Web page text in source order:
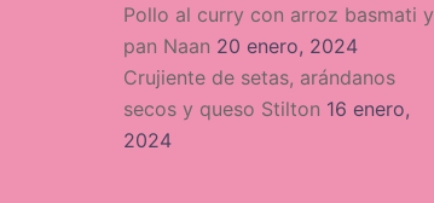
Pollo al curry con arroz basmati y
pan Naan 20 enero, 2024
Crujiente de setas, arándanos
secos y queso Stilton 16 enero,
2024